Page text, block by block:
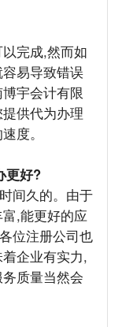
完成,然而如
易导致错误
宇会计有限
供代为办理
度。
更好?
间久的。由于
,能更好的应
位注册公司也
企业有实力,
质量当然会